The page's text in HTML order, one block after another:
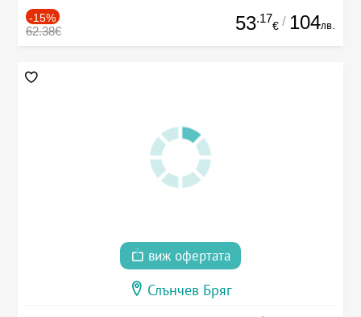
-15%
62.38€ 53.17
€ / 104лв.
виж офертата
Слънчев Бряг